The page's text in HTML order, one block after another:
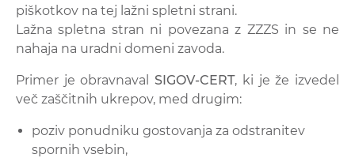
piškotkov na tej lažni spletni strani.
Lažna spletna stran ni povezana z ZZZS in se ne
nahaja na uradni domeni zavoda.
Primer je obravnavalSIGOV-CERT, ki je že izvedel
več zaščitnih ukrepov, med drugim:
poziv ponudniku gostovanja za odstranitev
spornih vsebin,